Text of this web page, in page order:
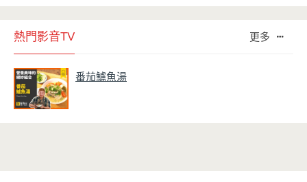
熱門影音TV 更多
番茄鱸魚湯